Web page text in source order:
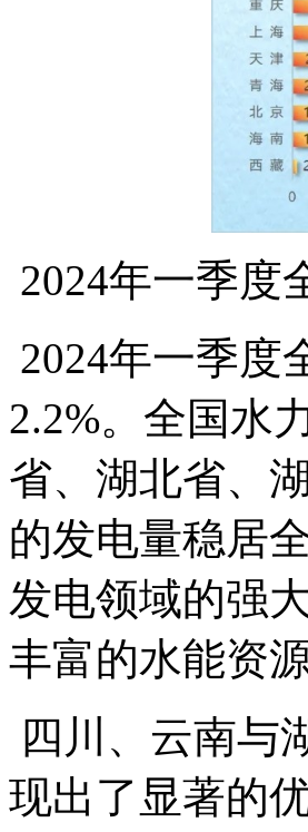
2024年一季度
2024年一季度
2.2%。全国水
省、湖北省、
的发电量稳居
发电领域的强
丰富的水能资
四川、云南与
现出了显著的